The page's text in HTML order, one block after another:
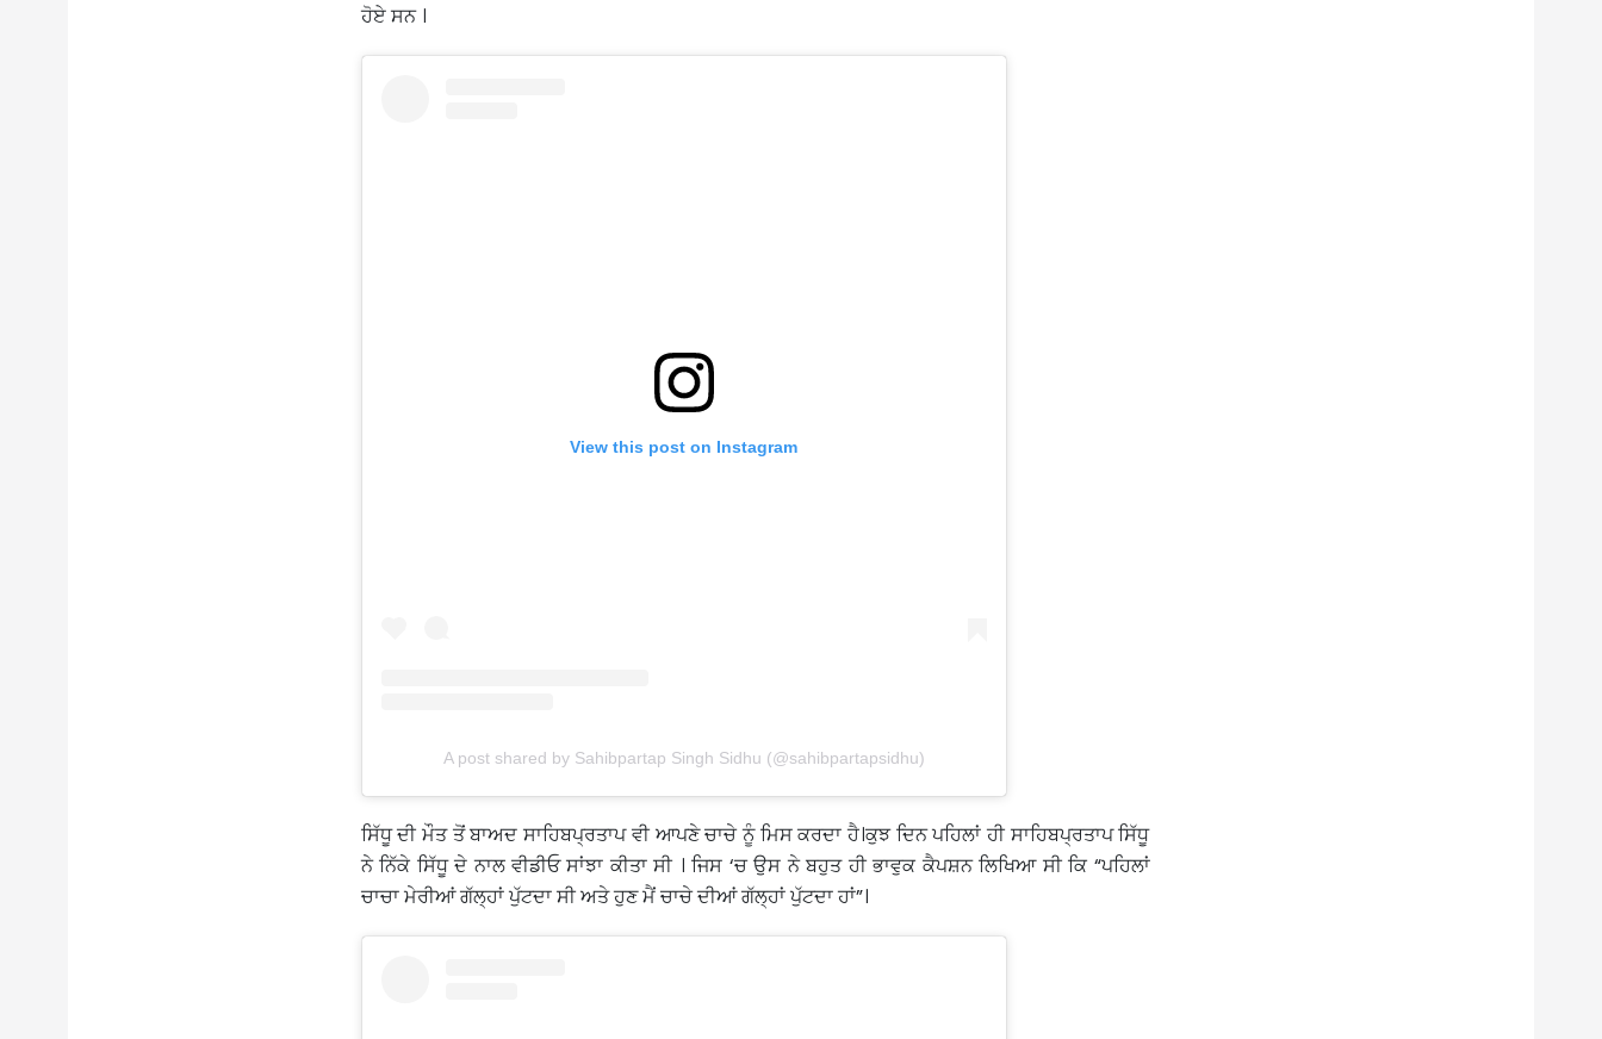
ਹੋਏ ਸਨ ।
View this post on Instagram
A post shared by Sahibpartap Singh Sidhu (@sahibpartapsidhu)
ਸਿੱਧੂ ਦੀ ਮੌਤ ਤੋਂ ਬਾਅਦ ਸਾਹਿਬਪ੍ਰਤਾਪ ਵੀ ਆਪਣੇ ਚਾਚੇ ਨੂੰ ਮਿਸ ਕਰਦਾ ਹੈ।ਕੁਝ ਦਿਨ ਪਹਿਲਾਂ ਹੀ ਸਾਹਿਬਪ੍ਰਤਾਪ ਸਿੱਧੂ
ਨੇ ਨਿੱਕੇ ਸਿੱਧੂ ਦੇ ਨਾਲ ਵੀਡੀਓ ਸਾਂਝਾ ਕੀਤਾ ਸੀ । ਜਿਸ ‘ਚ ਉਸ ਨੇ ਬਹੁਤ ਹੀ ਭਾਵੁਕ ਕੈਪਸ਼ਨ ਲਿਖਿਆ ਸੀ ਕਿ “ਪਹਿਲਾਂ
ਚਾਚਾ ਮੇਰੀਆਂ ਗੱਲ੍ਹਾਂ ਪੁੱਟਦਾ ਸੀ ਅਤੇ ਹੁਣ ਮੈਂ ਚਾਚੇ ਦੀਆਂ ਗੱਲ੍ਹਾਂ ਪੁੱਟਦਾ ਹਾਂ”।